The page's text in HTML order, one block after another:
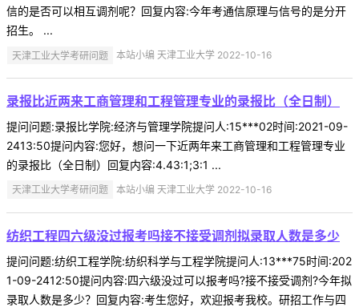
信的是否可以相互调剂呢？回复内容:今年考通信原理与信号的是分开
招生。 ...
天津工业大学考研问题 本站小编 天津工业大学 2022-10-16
录报比近两来工商管理和工程管理专业的录报比（全日制）
提问问题:录报比学院:经济与管理学院提问人:15***02时间:2021-09-
2413:50提问内容:您好，想问一下近两年来工商管理和工程管理专业
的录报比（全日制）回复内容:4.43:1;3:1 ...
天津工业大学考研问题 本站小编 天津工业大学 2022-10-16
纺织工程四六级没过报考吗接不接受调剂拟录取人数是多少
提问问题:纺织工程学院:纺织科学与工程学院提问人:13***75时间:202
1-09-2412:50提问内容:四六级没过可以报考吗?接不接受调剂?今年拟
录取人数是多少？回复内容:考生您好，欢迎报考我校。研招工作与四